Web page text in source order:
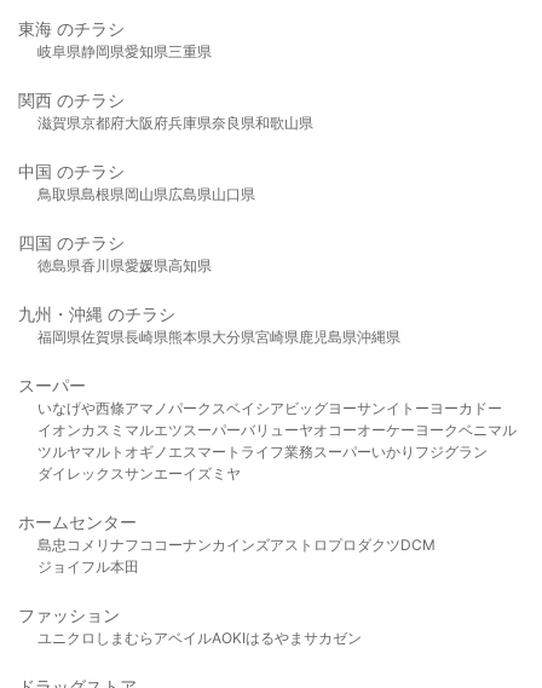
東海 のチラシ
岐阜県静岡県愛知県三重県
関西 のチラシ
滋賀県京都府大阪府兵庫県奈良県和歌山県
中国 のチラシ
鳥取県島根県岡山県広島県山口県
四国 のチラシ
徳島県香川県愛媛県高知県
九州・沖縄 のチラシ
福岡県佐賀県長崎県熊本県大分県宮崎県鹿児島県沖縄県
スーパー
いなげや西條アマノパークスベイシア ビッグヨーサンイトーヨーカドー
イオンカスミ マルエツスーパーバリューヤオコーオーケー ヨークベニマル
ツルヤマルト オギノ エスマート ライフ業務スーパーいかり フジグラン
ダイレックスサンエーイズミヤ
ホームセンター
島忠 コメリ ナフコ コーナンカインズアストロプロダクツDCM
ジョイフル本田
ファッション
ユニクロ しまむら アベイルAOKIはるやま サカゼン